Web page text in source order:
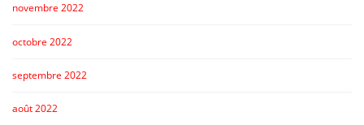
novembre 2022
octobre 2022
septembre 2022
août 2022